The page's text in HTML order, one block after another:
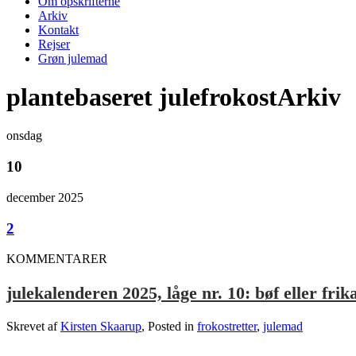
Arkiv
Kontakt
Rejser
Grøn julemad
plantebaseret julefrokostArkiv
onsdag
10
december 2025
2
KOMMENTARER
julekalenderen 2025, låge nr. 10: bøf eller
Skrevet afKirsten Skaarup, Posted in frokostretter, julemad